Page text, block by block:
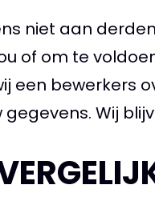
niet aan
of om te
een bewerkers
Wij